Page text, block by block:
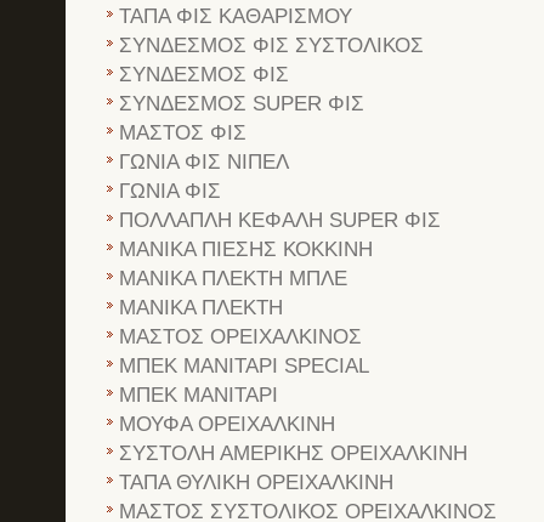
ΤΑΠΑ ΦΙΣ ΚΑΘΑΡΙΣΜΟΥ
ΣΥΝΔΕΣΜΟΣ ΦΙΣ ΣΥΣΤΟΛΙΚΟΣ
ΣΥΝΔΕΣΜΟΣ ΦΙΣ
ΣΥΝΔΕΣΜΟΣ SUPER ΦΙΣ
ΜΑΣΤΟΣ ΦΙΣ
ΓΩΝΙΑ ΦΙΣ ΝΙΠΕΛ
ΓΩΝΙΑ ΦΙΣ
ΠΟΛΛΑΠΛΗ ΚΕΦΑΛΗ SUPER ΦΙΣ
ΜΑΝΙΚΑ ΠΙΕΣΗΣ ΚΟΚΚΙΝΗ
ΜΑΝΙΚΑ ΠΛΕΚΤΗ ΜΠΛΕ
ΜΑΝΙΚΑ ΠΛΕΚΤΗ
ΜΑΣΤΟΣ ΟΡΕΙΧΑΛΚΙΝΟΣ
ΜΠΕΚ ΜΑΝΙΤΑΡΙ SPECIAL
ΜΠΕΚ ΜΑΝΙΤΑΡΙ
ΜΟΥΦΑ ΟΡΕΙΧΑΛΚΙΝΗ
ΣΥΣΤΟΛΗ ΑΜΕΡΙΚΗΣ ΟΡΕΙΧΑΛΚΙΝΗ
ΤΑΠΑ ΘΥΛΙΚΗ ΟΡΕΙΧΑΛΚΙΝΗ
ΜΑΣΤΟΣ ΣΥΣΤΟΛΙΚΟΣ ΟΡΕΙΧΑΛΚΙΝΟΣ